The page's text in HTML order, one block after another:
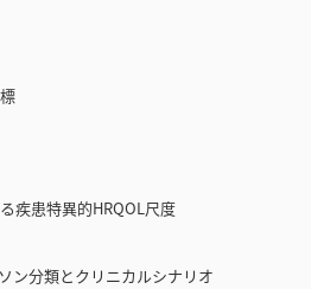
患特異的HRQOL尺度
分類とクリニカルシナリオ